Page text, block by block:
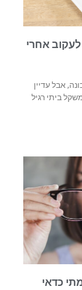
אחרי
אבל עדיין
ביתי רגיל
כדאי